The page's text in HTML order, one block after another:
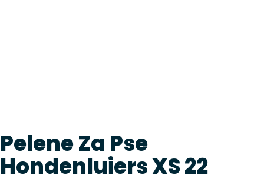
Pelene Za Pse
Hondenluiers XS 22